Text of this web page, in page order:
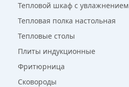
Тепловой шкаф с увлажнением
Тепловая полка настольная
Тепловые столы
Плиты индукционные
Фритюрница
Сковороды